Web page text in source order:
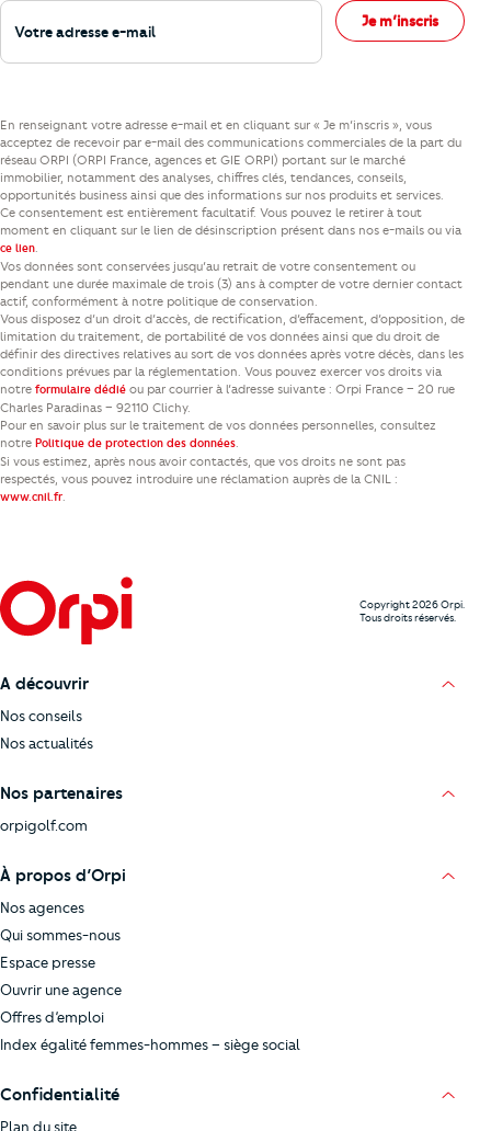
Votre adresse e-mail
Je m’inscris
En renseignant votre adresse e-mail et en cliquant sur « Je m’inscris », vous
acceptez de recevoir par e-mail des communications commerciales de la part du
réseau ORPI (ORPI France, agences et GIE ORPI) portant sur le marché
immobilier, notamment des analyses, chiffres clés, tendances, conseils,
opportunités business ainsi que des informations sur nos produits et services.
Ce consentement est entièrement facultatif. Vous pouvez le retirer à tout
moment en cliquant sur le lien de désinscription présent dans nos e-mails ou via
ce lien.
Vos données sont conservées jusqu’au retrait de votre consentement ou
pendant une durée maximale de trois (3) ans à compter de votre dernier contact
actif, conformément à notre politique de conservation.
Vous disposez d’un droit d’accès, de rectification, d’effacement, d’opposition, de
limitation du traitement, de portabilité de vos données ainsi que du droit de
définir des directives relatives au sort de vos données après votre décès, dans les
conditions prévues par la réglementation. Vous pouvez exercer vos droits via
notre formulaire dédié ou par courrier à l’adresse suivante : Orpi France – 20 rue
Charles Paradinas – 92110 Clichy.
Pour en savoir plus sur le traitement de vos données personnelles, consultez
notre Politique de protection des données.
Si vous estimez, après nous avoir contactés, que vos droits ne sont pas
respectés, vous pouvez introduire une réclamation auprès de la CNIL :
www.cnil.fr.
Copyright 2026 Orpi.
Tous droits réservés.
A découvrir
Nos conseils
Nos actualités
Nos partenaires
orpigolf.com
À propos d’Orpi
Nos agences
Qui sommes-nous
Espace presse
Ouvrir une agence
Offres d’emploi
Index égalité femmes-hommes – siège social
Confidentialité
Plan du site